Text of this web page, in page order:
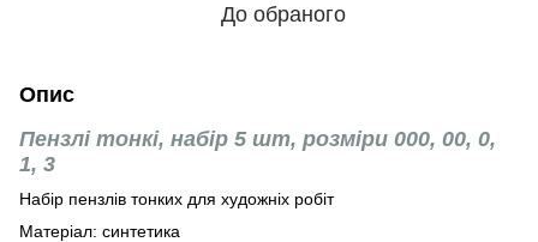
До обраного
Опис
Пензлі тонкі, набір 5 шт, розміри 000, 00, 0,
1, 3
Набір пензлів тонких для художніх робіт
Матеріал: синтетика